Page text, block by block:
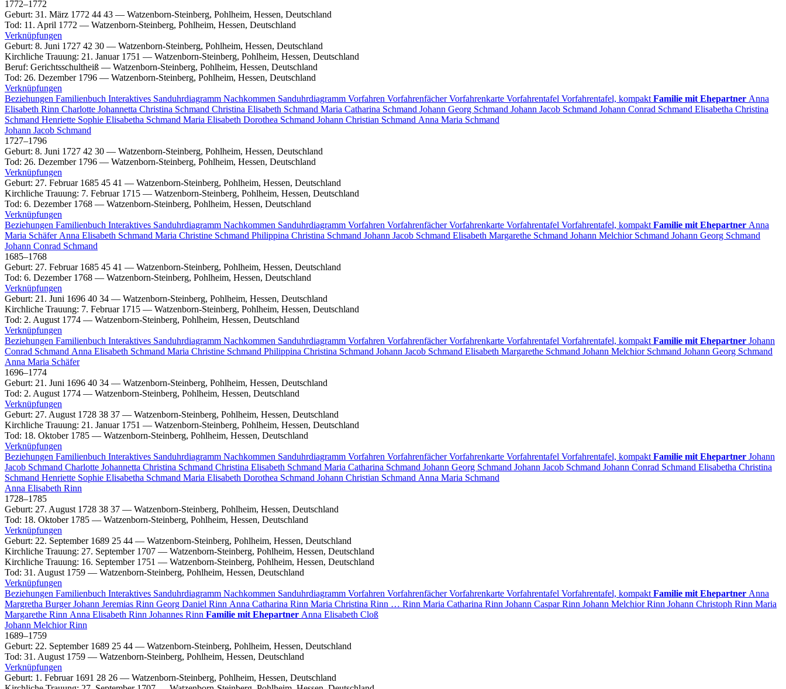
1772–1772
Geburt: 31. März 1772 44 43 — Watzenborn-Steinberg, Pohlheim, Hessen, Deutschland
Tod: 11. April 1772 — Watzenborn-Steinberg, Pohlheim, Hessen, Deutschland
Verknüpfungen
Geburt: 8. Juni 1727 42 30 — Watzenborn-Steinberg, Pohlheim, Hessen, Deutschland
Kirchliche Trauung: 21. Januar 1751 — Watzenborn-Steinberg, Pohlheim, Hessen, Deutschland
Beruf: Gerichtsschultheiß — Watzenborn-Steinberg, Pohlheim, Hessen, Deutschland
Tod: 26. Dezember 1796 — Watzenborn-Steinberg, Pohlheim, Hessen, Deutschland
Verknüpfungen
Beziehungen Familienbuch Interaktives Sanduhrdiagramm Nachkommen Sanduhrdiagramm Vorfahren VorfahrenfächerVorfahrenkarte Vorfahrentafel Vorfahrentafel, kompakt Familie mit Ehepartner Anna
Elisabeth Rinn Charlotte Johannetta Christina Schmand Christina Elisabeth Schmand Maria Catharina Schmand Johann Georg Schmand Johann Jacob Schmand Johann Conrad Schmand Elisabetha Christina
Schmand Henriette Sophie Elisabetha Schmand Maria Elisabeth Dorothea Schmand Johann Christian Schmand Anna Maria Schmand
Johann Jacob Schmand
1727–1796
Geburt: 8. Juni 1727 42 30 — Watzenborn-Steinberg, Pohlheim, Hessen, Deutschland
Tod: 26. Dezember 1796 — Watzenborn-Steinberg, Pohlheim, Hessen, Deutschland
Verknüpfungen
Geburt: 27. Februar 1685 45 41 — Watzenborn-Steinberg, Pohlheim, Hessen, Deutschland
Kirchliche Trauung: 7. Februar 1715 — Watzenborn-Steinberg, Pohlheim, Hessen, Deutschland
Tod: 6. Dezember 1768 — Watzenborn-Steinberg, Pohlheim, Hessen, Deutschland
Verknüpfungen
Beziehungen Familienbuch Interaktives Sanduhrdiagramm Nachkommen Sanduhrdiagramm Vorfahren VorfahrenfächerVorfahrenkarte Vorfahrentafel Vorfahrentafel, kompakt Familie mit Ehepartner Anna
Maria Schäfer Anna Elisabeth Schmand Maria Christine Schmand Philippina Christina Schmand Johann Jacob Schmand Elisabeth Margarethe Schmand Johann Melchior Schmand Johann Georg Schmand
Johann Conrad Schmand
1685–1768
Geburt: 27. Februar 1685 45 41 — Watzenborn-Steinberg, Pohlheim, Hessen, Deutschland
Tod: 6. Dezember 1768 — Watzenborn-Steinberg, Pohlheim, Hessen, Deutschland
Verknüpfungen
Geburt: 21. Juni 1696 40 34 — Watzenborn-Steinberg, Pohlheim, Hessen, Deutschland
Kirchliche Trauung: 7. Februar 1715 — Watzenborn-Steinberg, Pohlheim, Hessen, Deutschland
Tod: 2. August 1774 — Watzenborn-Steinberg, Pohlheim, Hessen, Deutschland
Verknüpfungen
Beziehungen Familienbuch Interaktives Sanduhrdiagramm Nachkommen Sanduhrdiagramm Vorfahren VorfahrenfächerVorfahrenkarte Vorfahrentafel Vorfahrentafel, kompakt Familie mit Ehepartner Johann
Conrad Schmand Anna Elisabeth Schmand Maria Christine Schmand Philippina Christina Schmand Johann Jacob Schmand Elisabeth Margarethe Schmand Johann Melchior Schmand Johann Georg Schmand
Anna Maria Schäfer
1696–1774
Geburt: 21. Juni 1696 40 34 — Watzenborn-Steinberg, Pohlheim, Hessen, Deutschland
Tod: 2. August 1774 — Watzenborn-Steinberg, Pohlheim, Hessen, Deutschland
Verknüpfungen
Geburt: 27. August 1728 38 37 — Watzenborn-Steinberg, Pohlheim, Hessen, Deutschland
Kirchliche Trauung: 21. Januar 1751 — Watzenborn-Steinberg, Pohlheim, Hessen, Deutschland
Tod: 18. Oktober 1785 — Watzenborn-Steinberg, Pohlheim, Hessen, Deutschland
Verknüpfungen
Beziehungen Familienbuch Interaktives Sanduhrdiagramm Nachkommen Sanduhrdiagramm Vorfahren VorfahrenfächerVorfahrenkarte Vorfahrentafel Vorfahrentafel, kompakt Familie mit Ehepartner Johann
Jacob Schmand Charlotte Johannetta Christina Schmand Christina Elisabeth Schmand Maria Catharina Schmand Johann Georg Schmand Johann Jacob Schmand Johann Conrad Schmand Elisabetha Christina
Schmand Henriette Sophie Elisabetha Schmand Maria Elisabeth Dorothea Schmand Johann Christian Schmand Anna Maria Schmand
Anna Elisabeth Rinn
1728–1785
Geburt: 27. August 1728 38 37 — Watzenborn-Steinberg, Pohlheim, Hessen, Deutschland
Tod: 18. Oktober 1785 — Watzenborn-Steinberg, Pohlheim, Hessen, Deutschland
Verknüpfungen
Geburt: 22. September 1689 25 44 — Watzenborn-Steinberg, Pohlheim, Hessen, Deutschland
Kirchliche Trauung: 27. September 1707 — Watzenborn-Steinberg, Pohlheim, Hessen, Deutschland
Kirchliche Trauung: 16. September 1751 — Watzenborn-Steinberg, Pohlheim, Hessen, Deutschland
Tod: 31. August 1759 — Watzenborn-Steinberg, Pohlheim, Hessen, Deutschland
Verknüpfungen
Beziehungen Familienbuch Interaktives Sanduhrdiagramm Nachkommen Sanduhrdiagramm Vorfahren VorfahrenfächerVorfahrenkarte Vorfahrentafel Vorfahrentafel, kompakt Familie mit Ehepartner Anna
Margretha Burger Johann Jeremias Rinn Georg Daniel Rinn Anna Catharina Rinn Maria Christina Rinn … Rinn Maria Catharina Rinn Johann CasparRinn Johann MelchiorRinn Johann Christoph Rinn Maria
Margarethe Rinn Anna Elisabeth Rinn Johannes Rinn Familie mit Ehepartner Anna Elisabeth Cloß
Johann MelchiorRinn
1689–1759
Geburt: 22. September 1689 25 44 — Watzenborn-Steinberg, Pohlheim, Hessen, Deutschland
Tod: 31. August 1759 — Watzenborn-Steinberg, Pohlheim, Hessen, Deutschland
Verknüpfungen
Geburt: 1. Februar 1691 28 26 — Watzenborn-Steinberg, Pohlheim, Hessen, Deutschland